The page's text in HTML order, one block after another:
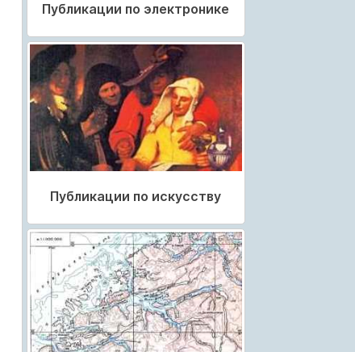
Публикации по электронике
Публикации по искусству